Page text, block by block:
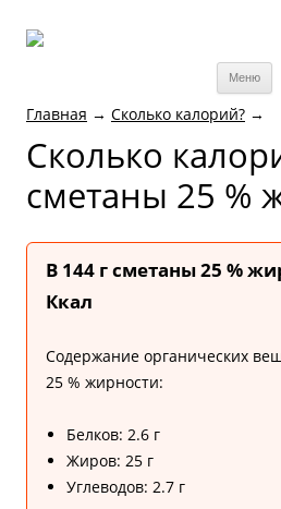
Меню
Главная → Cколько калорий? →
Cколько
сметаны 25 %
В 144 г сметаны 25 %
Ккал
Содержание органических
25 % жирности:
Белков: 2.6 г
Жиров: 25 г
Углеводов: 2.7 г